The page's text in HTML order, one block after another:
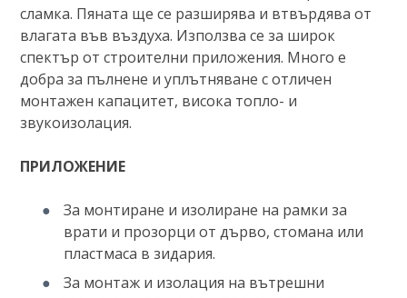
сламка. Пяната ще се разширява и втвърдява от
влагата във въздуха. Използва се за широк
спектър от строителни приложения. Много е
добра за пълнене и уплътняване с отличен
монтажен капацитет, висока топло- и
звукоизолация.
ПРИЛОЖЕНИЕ
За монтиране и изолиране на рамки за
врати и прозорци от дърво, стомана или
пластмаса в зидария.
За монтаж и изолация на вътрешни